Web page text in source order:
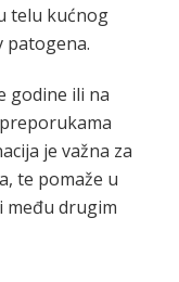
telu kućnog
patogena.
godine ili na
je važna za
te pomaže u
među drugim